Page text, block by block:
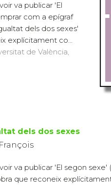
va publicar 'El
com a epígraf
dels dos sexes'
explícitament co...
de València,
dels dos sexes
va publicar 'El segon
que reconeix explícitament